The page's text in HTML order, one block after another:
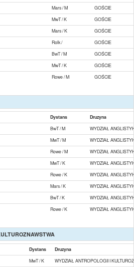
Mars / M
GOŚCIE
MwT / K
GOŚCIE
Mars / K
GOŚCIE
Rolk /
GOŚCIE
BwT / M
GOŚCIE
MwT / K
GOŚCIE
Rowe / M GOŚCIE
Dystans
Druzyna
BwT / M
WYDZIAŁ
MwT / M
WYDZIAŁ
Rowe / M
WYDZIAŁ
MwT / K
WYDZIAŁ
Rowe / K
WYDZIAŁ
Mars / K
WYDZIAŁ
BwT / K
WYDZIAŁ
Rowe / K WYDZIAŁ
Dystans
Druzyna
MwT / K
WYDZIAŁ ANTROPOLOGII I